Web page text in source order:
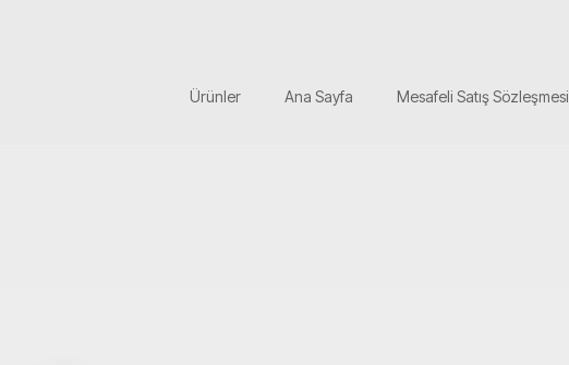
Ürünler Ana Sayfa Mesafeli Satış Sözleşmesi